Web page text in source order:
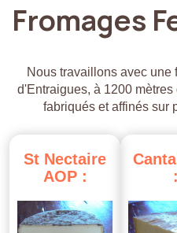
Fromages
Nous travaillons avec
d'Entraigues, à 1200
fabriqués et affinés sur
St Nectaire
AOP :
Cantal
: